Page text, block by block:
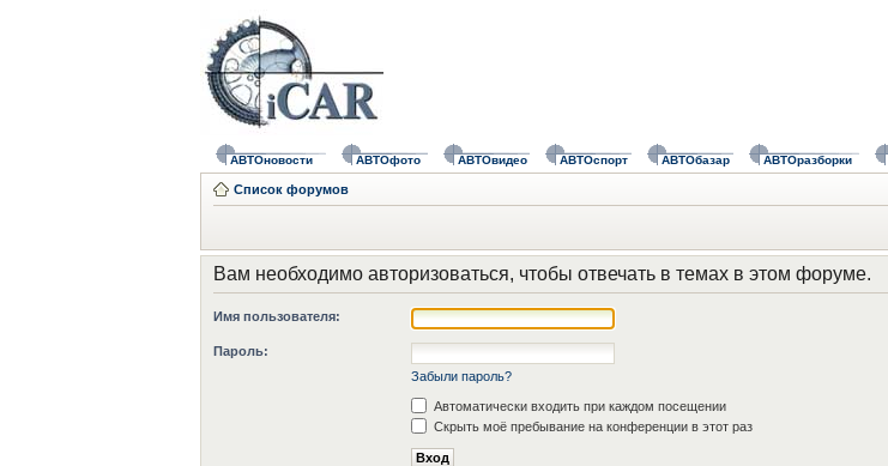
АВТОновости АВТОфото АВТОвидео АВТОспорт АВТОбазар АВТОразборки
Список форумов
Вам необходимо авторизоваться, чтобы отвечать в темах в этом форуме.
Имя пользователя:
Пароль:
Забыли пароль?
Автоматически входить при каждом посещении
Скрыть моё пребывание на конференции в этот раз